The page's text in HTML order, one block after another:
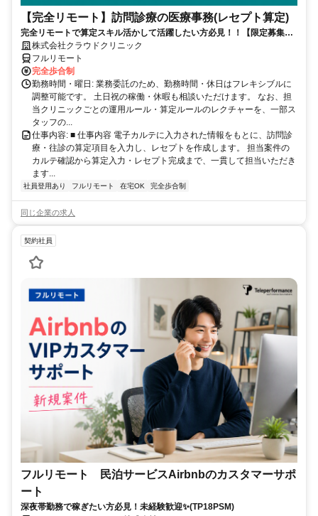
【完全リモート】訪問診療の医療事務(レセプト算定)
完全リモートで算定スキル活かして活躍したい方必見！！【限定募集】
完全リモート｜在宅医療レセプト算定（成果報酬型／業務委託）
株式会社クラウドクリニック
フルリモート
完全歩合制
勤務時間・曜日: 業務委託のため、勤務時間・休日はフレキシブルに
調整可能です。 土日祝の稼働・休暇も相談いただけます。 なお、担
当クリニックごとの運用ルール・算定ルールのレクチャーを、一部ス
タッフの...
仕事内容: ■ 仕事内容 電子カルテに入力された情報をもとに、訪問診
療・往診の算定項目を入力し、レセプトを作成します。 担当案件の
カルテ確認から算定入力・レセプト完成まで、一貫して担当いただき
ます...
社員登用あり フルリモート 在宅OK 完全歩合制
同じ企業の求人
契約社員
フルリモート 民泊サービスAirbnbのカスタマーサポ
ート
深夜帯勤務で稼ぎたい方必見！未経験歓迎✨(TP18PSM)